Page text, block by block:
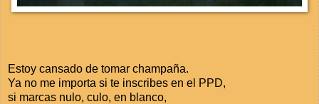
Estoy cansado de tomar champaña.
Ya no me importa si te inscribes en el PPD,
si marcas nulo, culo, en blanco,